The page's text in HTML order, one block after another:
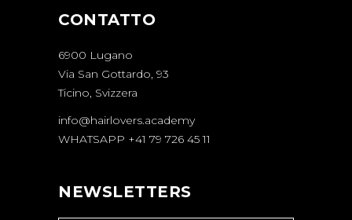
CONTATTO
6900 Lugano
Via San Gottardo, 93
Ticino, Svizzera
info@hairlovers.academy
WHATSAPP +41 79 726 45 11
NEWSLETTERS